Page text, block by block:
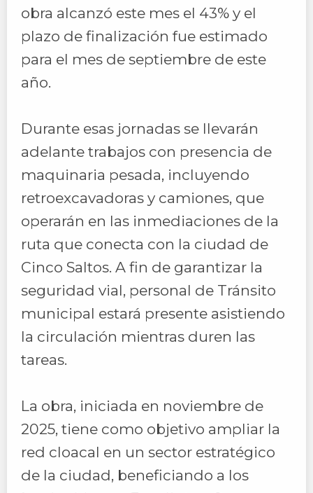
obra alcanzó este mes el 43% y el
plazo de finalización fue estimado
para el mes de septiembre de este
año.
Durante esas jornadas se llevarán
adelante trabajos con presencia de
maquinaria pesada, incluyendo
retroexcavadoras y camiones, que
operarán en las inmediaciones de la
ruta que conecta con la ciudad de
Cinco Saltos. A fin de garantizar la
seguridad vial, personal de Tránsito
municipal estará presente asistiendo
la circulación mientras duren las
tareas.
La obra, iniciada en noviembre de
2025, tiene como objetivo ampliar la
red cloacal en un sector estratégico
de la ciudad, beneficiando a los